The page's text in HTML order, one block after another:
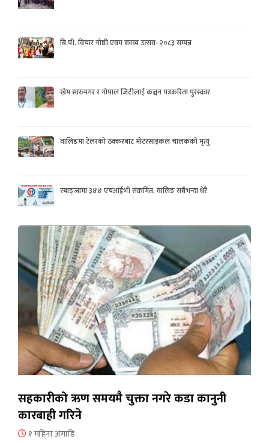
बि.पी. विचार गोष्ठी एवम काव्य उत्सव- २०८३ सम्पन्न
खेम सारुमगर र गोपाल जिटीलाई कञ्चन पत्रकरिता पुरस्कार
वालिङमा टेलरको ठक्करबाट मोटरसाइकल चालकको मृत्यु
स्याङ्जामा ३४४ एचआईभी संक्रमित, वालिङ सबैभन्दा धेरै
सहकारीको ऋण समयमै चुक्ता नगरे कडा कानुनी
कारबाही गरिने
१ महिना अगाडि